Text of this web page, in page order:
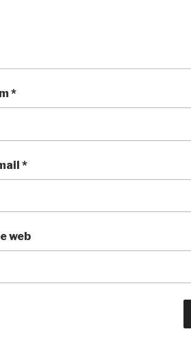
*
*
web